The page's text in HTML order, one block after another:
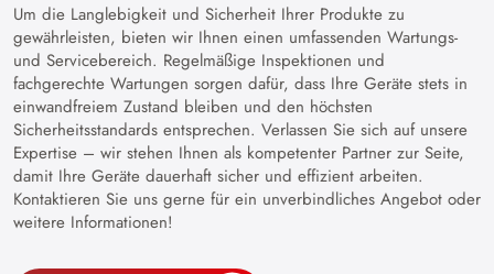
Um die Langlebigkeit und Sicherheit Ihrer Produkte zu
gewährleisten, bieten wir Ihnen einen umfassenden Wartungs-
und Servicebereich. Regelmäßige Inspektionen und
fachgerechte Wartungen sorgen dafür, dass Ihre Geräte stets in
einwandfreiem Zustand bleiben und den höchsten
Sicherheitsstandards entsprechen. Verlassen Sie sich auf unsere
Expertise – wir stehen Ihnen als kompetenter Partner zur Seite,
damit Ihre Geräte dauerhaft sicher und effizient arbeiten.
Kontaktieren Sie uns gerne für ein unverbindliches Angebot oder
weitere Informationen!